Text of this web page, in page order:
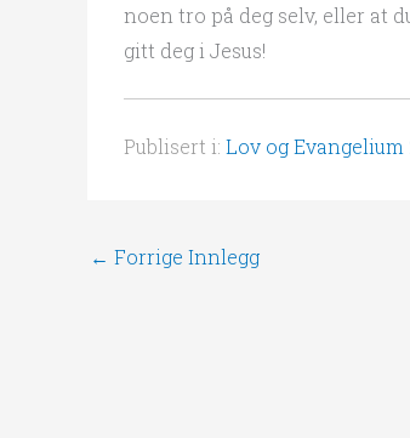
noen tro på deg selv, eller at
gitt deg i Jesus!
Publisert i: Lov og Evangelium
← Forrige Innlegg